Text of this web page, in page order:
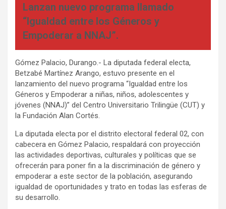
Lanzan nuevo programa llamado
“Igualdad entre los Géneros y
Empoderar a NNAJ”.
Gómez Palacio, Durango.- La diputada federal electa,
Betzabé Martínez Arango, estuvo presente en el
lanzamiento del nuevo programa “Igualdad entre los
Géneros y Empoderar a niñas, niños, adolescentes y
jóvenes (NNAJ)” del Centro Universitario Trilingüe (CUT) y
la Fundación Alan Cortés.
La diputada electa por el distrito electoral federal 02, con
cabecera en Gómez Palacio, respaldará con proyección
las actividades deportivas, culturales y políticas que se
ofrecerán para poner fin a la discriminación de género y
empoderar a este sector de la población, asegurando
igualdad de oportunidades y trato en todas las esferas de
su desarrollo.